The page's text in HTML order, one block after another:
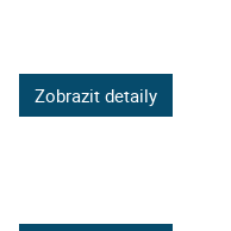
Zobrazit detaily